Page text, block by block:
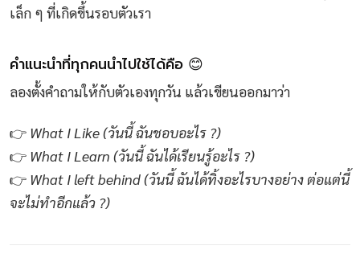
เล็ก ๆ ที่เกิดขึ้นรอบตัวเรา
คำแนะนำที่ทุกคนนำไปใช้ได้คือ 😊
ลองตั้งคำถามให้กับตัวเองทุกวัน แล้วเขียนออกมาว่า
👉 What I Like (วันนี้ ฉันชอบอะไร ?)
👉 What I Learn (วันนี้ ฉันได้เรียนรู้อะไร ?)
👉 What I left behind (วันนี้ ฉันได้ทิ้งอะไรบางอย่าง ต่อแต่นี้
จะไม่ทำอีกแล้ว ?)